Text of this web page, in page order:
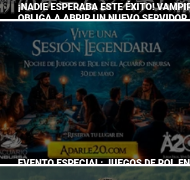
¡NADIE ESPERABA ESTE ÉXITO! VAMPIR
OBLIGA A ABRIR UN NUEVO SERVIDOR
JAPÓN A SOLO DOS DÍAS DE SU
LANZAMIENTO
EVENTO ESPECIAL: JUEGOS DE ROL EN